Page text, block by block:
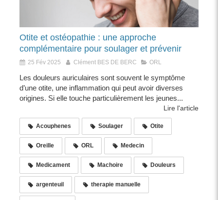
Otite et ostéopathie : une approche
complémentaire pour soulager et prévenir
25 Fév 2025 Clément BES DE BERC ORL
Les douleurs auriculaires sont souvent le symptôme
d’une otite, une inflammation qui peut avoir diverses
origines. Si elle touche particulièrement les jeunes...
Lire l'article
Acouphenes Soulager Otite
Oreille ORL Medecin
Medicament Machoire Douleurs
argenteuil therapie manuelle